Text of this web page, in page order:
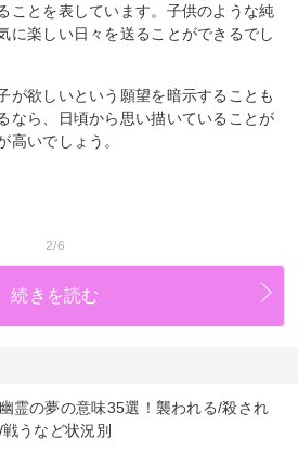
ことを表しています。子供のような純
に楽しい日々を送ることができるでし
が欲しいという願望を暗示することも
なら、日頃から思い描いていることが
高いでしょう。
2/6
続きを読む
幽霊の夢の意味35選！襲われる/殺され
うなど状況別